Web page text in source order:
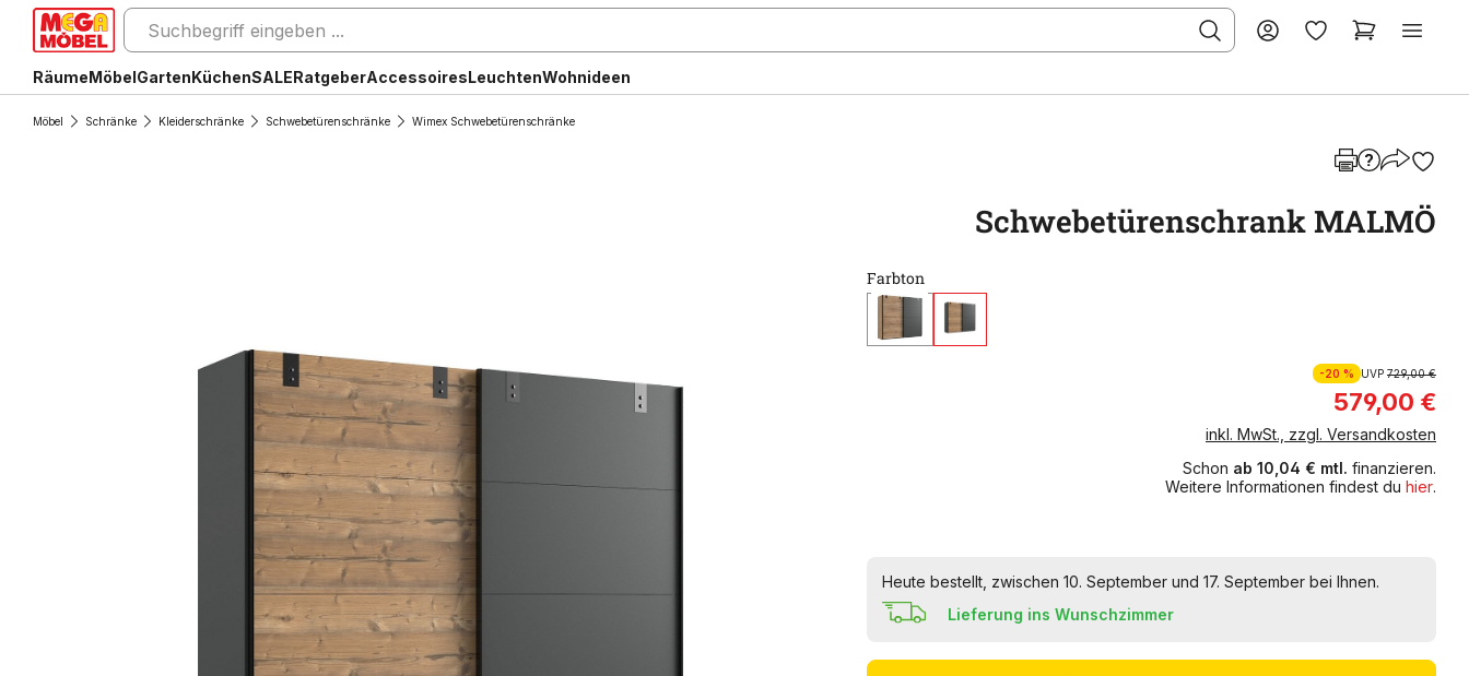
RäumeMöbelGartenKüchenSALERatgeberAccessoiresLeuchtenWohnideen
Möbel Schränke Kleiderschränke Schwebetürenschränke Wimex Schwebetürenschränke
Schwebetürenschrank MALMÖ
Farbton
-20 % UVP 729,00 €
579,00 €
inkl. MwSt., zzgl. Versandkosten
Schon ab 10,04 € mtl. finanzieren.
Weitere Informationen findest du hier.
Heute bestellt, zwischen 10. September und 17. September bei Ihnen.
Lieferung ins Wunschzimmer